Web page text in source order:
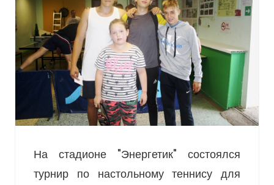
На стадионе "Энергетик" состоялся
турнир по настольному теннису для